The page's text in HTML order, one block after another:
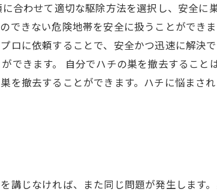
合わせて適切な駆除方法を選択し、安全に
できない危険地帯を安全に扱うことができ
に依頼することで、安全かつ迅速に解決で
できます。 自分でハチの巣を撤去すること
を撤去することができます。ハチに悩まさ
講じなければ、また同じ問題が発生します